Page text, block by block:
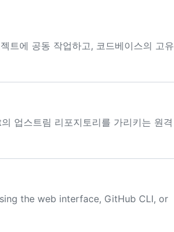
트에 공동 작업하고, 코드베이스의 고유
업스트림 리포지토리를 가리키는 원격
the web interface, GitHub CLI, or